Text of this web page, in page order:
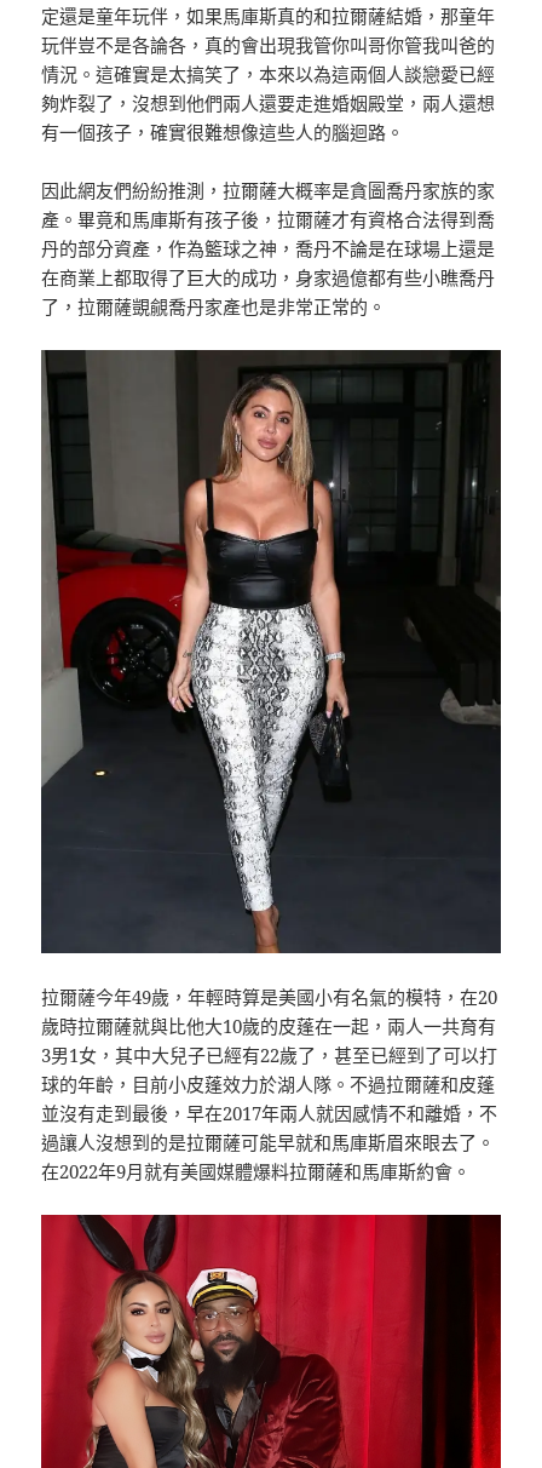
定還是童年玩伴，如果馬庫斯真的和拉爾薩結婚，那童年
玩伴豈不是各論各，真的會出現我管你叫哥你管我叫爸的
情況。這確實是太搞笑了，本來以為這兩個人談戀愛已經
夠炸裂了，沒想到他們兩人還要走進婚姻殿堂，兩人還想
有一個孩子，確實很難想像這些人的腦迴路。
因此網友們紛紛推測，拉爾薩大概率是貪圖喬丹家族的家
產。畢竟和馬庫斯有孩子後，拉爾薩才有資格合法得到喬
丹的部分資產，作為籃球之神，喬丹不論是在球場上還是
在商業上都取得了巨大的成功，身家過億都有些小瞧喬丹
了，拉爾薩覬覦喬丹家產也是非常正常的。
拉爾薩今年49歲，年輕時算是美國小有名氣的模特，在20
歲時拉爾薩就與比他大10歲的皮蓬在一起，兩人一共育有
3男1女，其中大兒子已經有22歲了，甚至已經到了可以打
球的年齡，目前小皮蓬效力於湖人隊。不過拉爾薩和皮蓬
並沒有走到最後，早在2017年兩人就因感情不和離婚，不
過讓人沒想到的是拉爾薩可能早就和馬庫斯眉來眼去了。
在2022年9月就有美國媒體爆料拉爾薩和馬庫斯約會。